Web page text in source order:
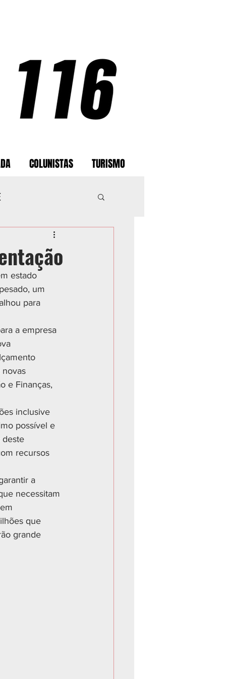
COLUNISTAS TURISMO
estado
um
para
a empresa
e Finanças,
inclusive
possível e
deste
recursos
a
necessitam
que
grande